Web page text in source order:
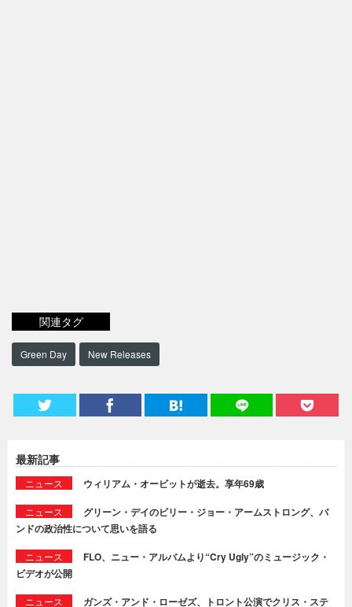
関連タグ
Green Day New Releases
最新記事
ニュース ウィリアム・オービットが逝去。享年69歳
ニュース
グリーン・デイのビリー・ジョー・アームストロング、バ
ンドの政治性について思いを語る
ニュース
FLO、ニュー・アルバムより“Cry Ugly”のミュージック・
ビデオが公開
ニュース
ガンズ・アンド・ローゼズ、トロント公演でクリス・ステ